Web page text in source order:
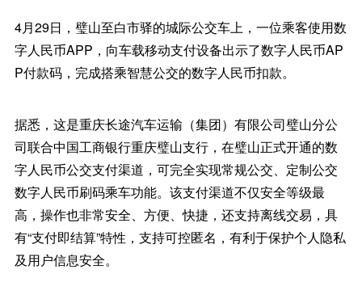
4月29日，璧山至白市驿的城际公交车上，一位乘客使用数
字人民币APP，向车载移动支付设备出示了数字人民币AP
P付款码，完成搭乘智慧公交的数字人民币扣款。
据悉，这是重庆长途汽车运输（集团）有限公司璧山分公
司联合中国工商银行重庆璧山支行，在璧山正式开通的数
字人民币公交支付渠道，可完全实现常规公交、定制公交
数字人民币刷码乘车功能。该支付渠道不仅安全等级最
高，操作也非常安全、方便、快捷，还支持离线交易，具
有“支付即结算”特性，支持可控匿名，有利于保护个人隐私
及用户信息安全。